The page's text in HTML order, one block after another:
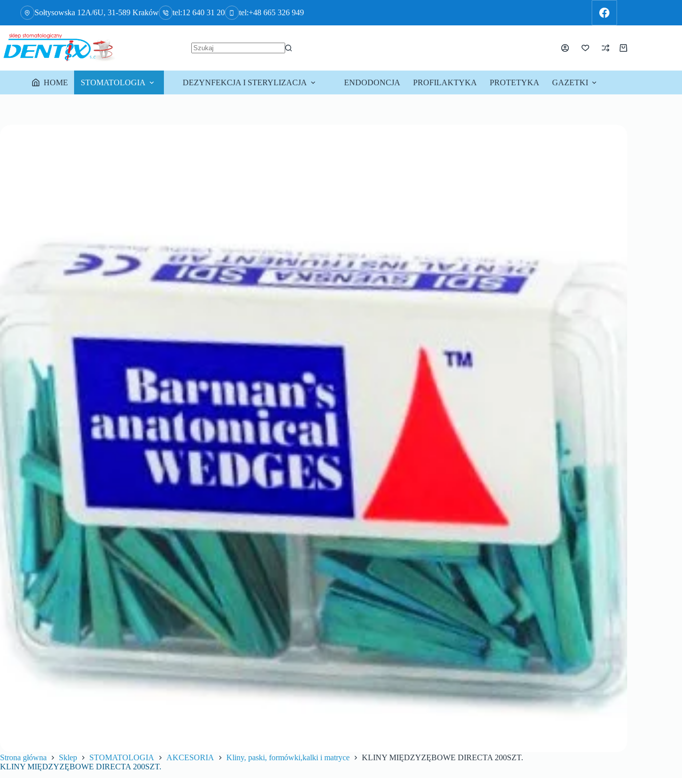
Sołtysowska 12A/6U, 31-589 Kraków tel:12 640 31 20 tel:+48 665 326 949
HOME STOMATOLOGIA DEZYNFEKCJA I STERYLIZACJA ENDODONCJA PROFILAKTYKA PROTETYKA GAZETKI
Strona główna Sklep STOMATOLOGIA AKCESORIA Kliny, paski, formówki,kalki i matryce
KLINY MIĘDZYZĘBOWE DIRECTA 200SZT.
KLINY MIĘDZYZĘBOWE DIRECTA 200SZT.